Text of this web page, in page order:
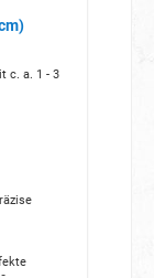
c. a. 1 - 3